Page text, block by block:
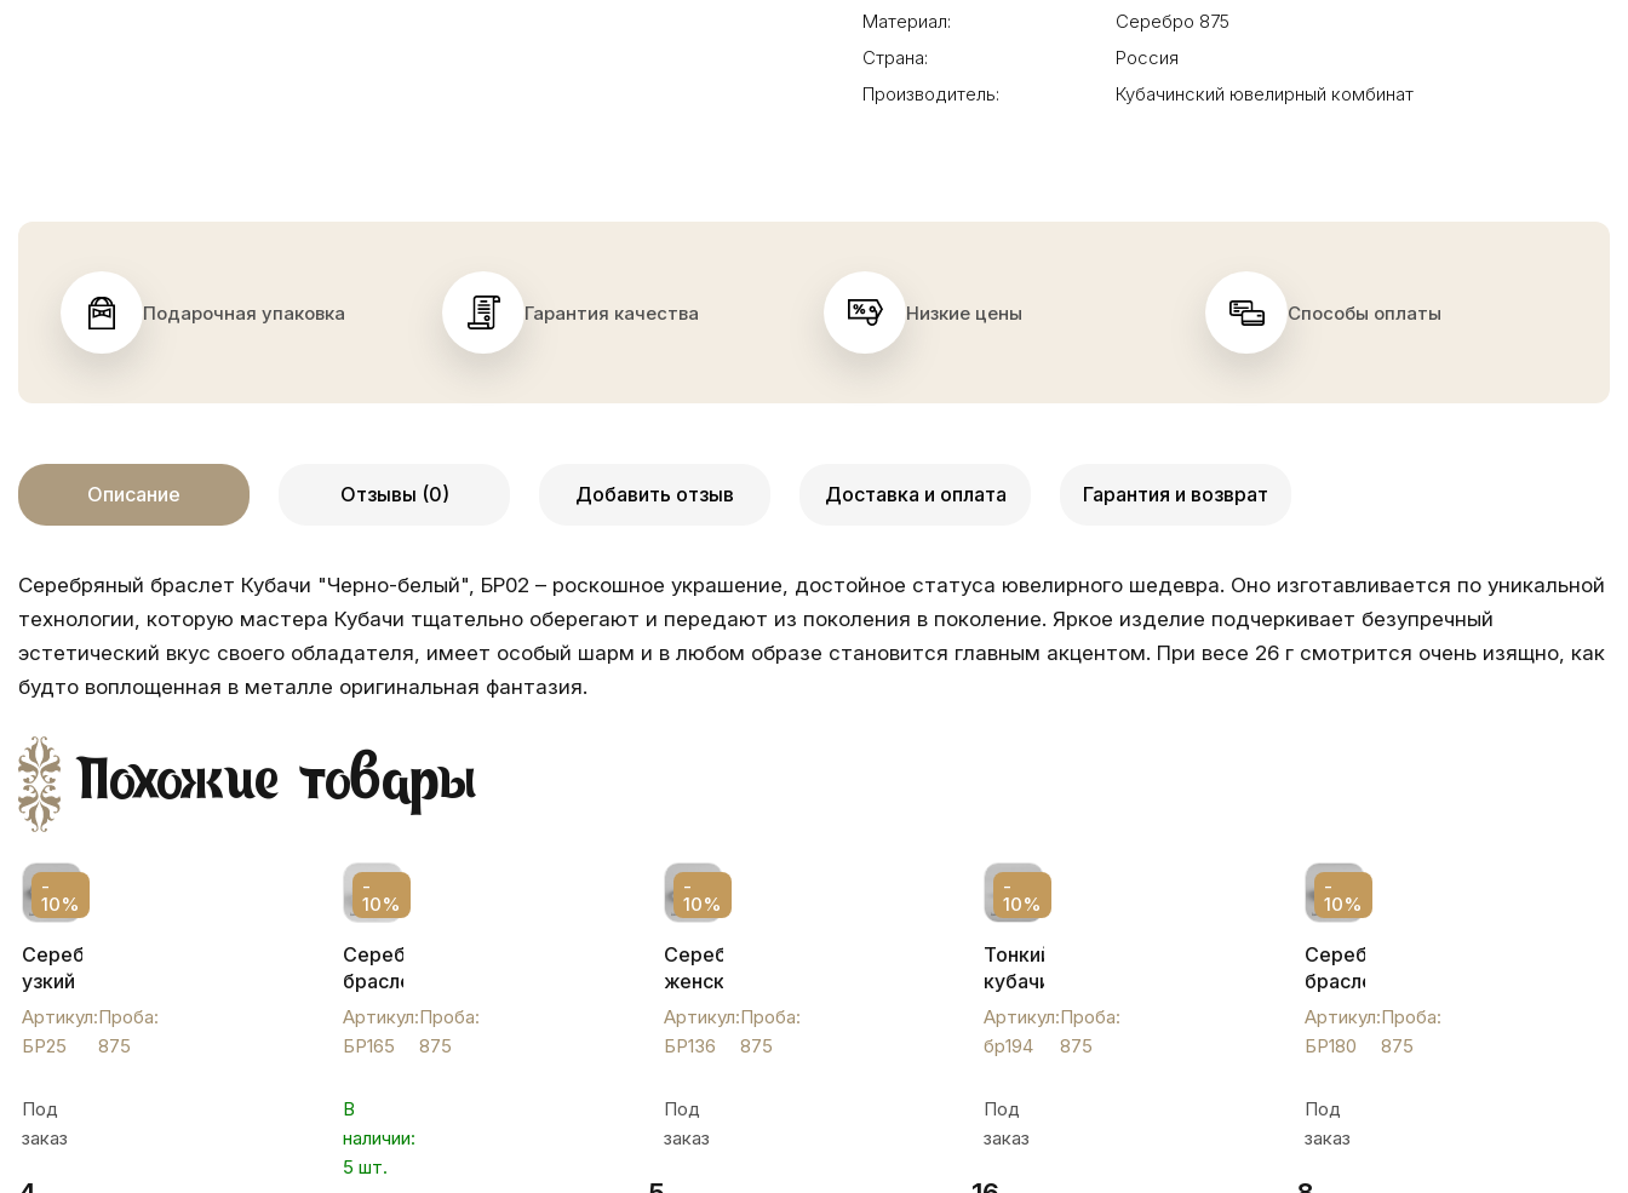
Материал:
Серебро 875
Страна:
Россия
Производитель:
Кубачинский ювелирный комбинат
Подарочная упаковка Гарантия качества Низкие цены Способы оплаты
Описание Отзывы (0) Добавить отзыв Доставка и оплата Гарантия и возврат
Серебряный браслет Кубачи "Черно-белый", БР02 – роскошное украшение, достойное статуса ювелирного шедевра. Оно изготавливается по уникальной
технологии, которую мастера Кубачи тщательно оберегают и передают из поколения в поколение. Яркое изделие подчеркивает безупречный
эстетический вкус своего обладателя, имеет особый шарм и в любом образе становится главным акцентом. При весе 26 г смотрится очень изящно, как
будто воплощенная в металле оригинальная фантазия.
Похожие товары
-
10%
Серебряный
узкий
браслет
Кубачи
с
узором,
БР25
Артикул:
БР25
Проба:
875
Под
заказ
-
10%
Серебряный
браслет
"Новый",
БР165
Артикул:
БР165
Проба:
875
В
наличии:
5 шт.
-
10%
Серебряный
женский
браслет
"Статика",
БР136
Артикул:
БР136
Проба:
875
Под
заказ
-
10%
Тонкий
кубачинский
браслет
из
серебра
чернением,
бр194
Артикул:
бр194
Проба:
875
Под
заказ
-
10%
Серебряный
браслет
Кубачи
на
женскую
с
чернением,
Артикул:
БР180
Проба:
875
Под
заказ